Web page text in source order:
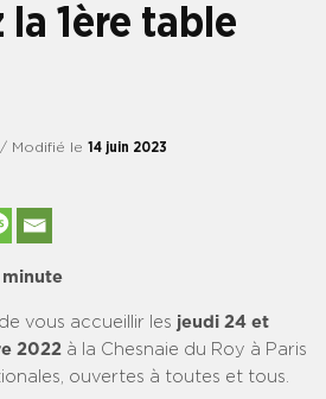
la 1ère table
/ Modifié le 14 juin 2023
minute
vous accueillir les jeudi 24 et
2022 à la Chesnaie du Roy à Paris
ouvertes à toutes et tous.